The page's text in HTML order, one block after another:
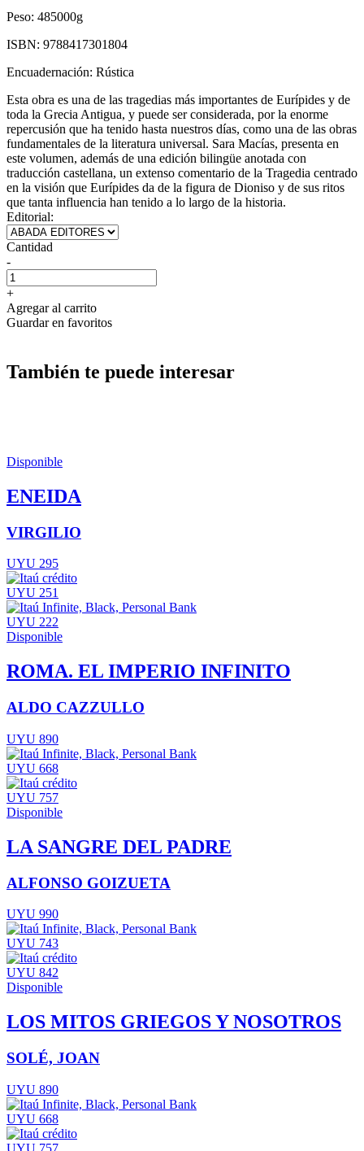
Peso: 485000g
ISBN: 9788417301804
Encuadernación: Rústica
Esta obra es una de las tragedias más importantes de Eurípides y de
toda la Grecia Antigua, y puede ser considerada, por la enorme
repercusión que ha tenido hasta nuestros días, como una de las obras
fundamentales de la literatura universal. Sara Macías, presenta en
este volumen, además de una edición bilingüe anotada con
traducción castellana, un extenso comentario de la Tragedia centrado
en la visión que Eurípides da de la figura de Dioniso y de sus ritos
que tanta influencia han tenido a lo largo de la historia.
Editorial:
Cantidad
-
+
Agregar al carrito
Guardar en favoritos
También te puede interesar
Disponible
ENEIDA
VIRGILIO
UYU 295
UYU 251
UYU 222
Disponible
ROMA. EL IMPERIO INFINITO
ALDO CAZZULLO
UYU 890
UYU 668
UYU 757
Disponible
LA SANGRE DEL PADRE
ALFONSO GOIZUETA
UYU 990
UYU 743
UYU 842
Disponible
LOS MITOS GRIEGOS Y NOSOTROS
SOLÉ, JOAN
UYU 890
UYU 668
UYU 757